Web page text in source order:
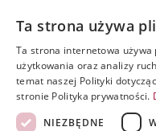
Ta strona używa
Ta strona internetowa
użytkowania oraz analizy
temat naszej Polityki
stronie Polityka prywatności.
NIEZBĘDNE